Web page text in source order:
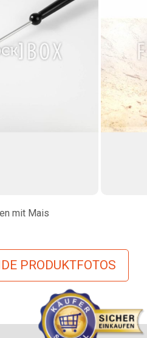
mit Mais
PRODUKTFOTOS